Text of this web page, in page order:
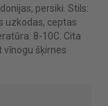
persiki. Stils:
uzkodas, ceptas
8-10C. Cita
vīnogu šķirnes